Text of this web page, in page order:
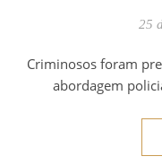
25
Criminosos foram presos após tentativa de fuga durante
abordagem